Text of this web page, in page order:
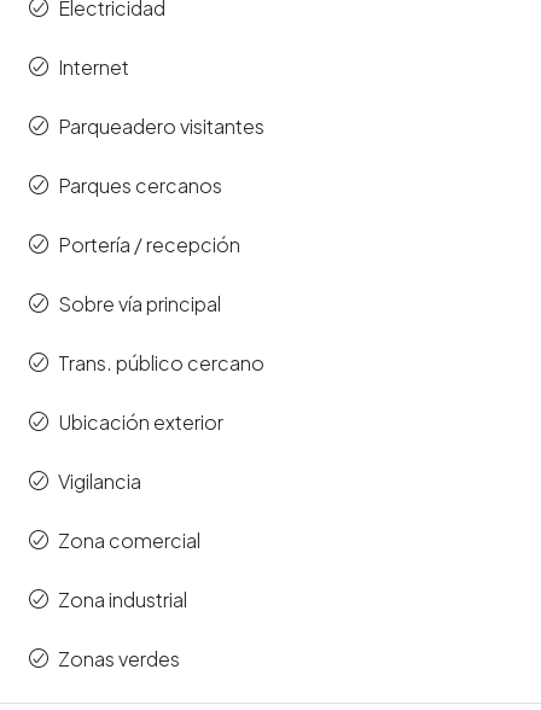
Electricidad
Internet
Parqueadero visitantes
Parques cercanos
Portería / recepción
Sobre vía principal
Trans. público cercano
Ubicación exterior
Vigilancia
Zona comercial
Zona industrial
Zonas verdes